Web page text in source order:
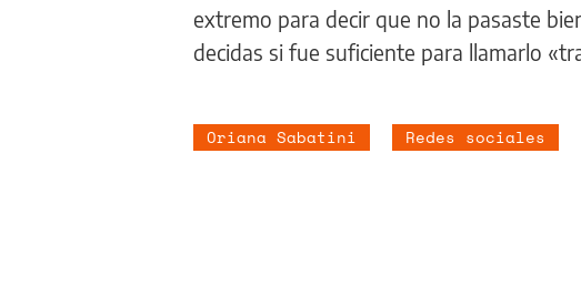
extremo para decir que no la pasaste
decidas si fue suficiente para llamarlo
Oriana Sabatini Redes sociales